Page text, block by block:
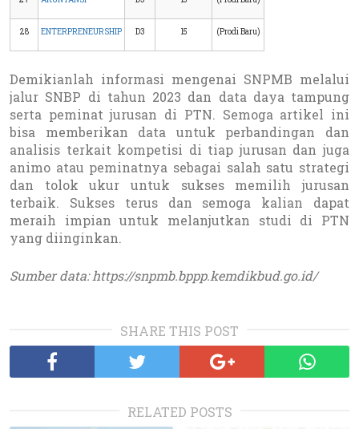
28 ENTERPRENEURSHIP D3 15 (Prodi Baru)
Demikianlah informasi mengenai SNPMB melalui
jalur SNBP di tahun 2023 dan data daya tampung
serta peminat jurusan di PTN. Semoga artikel ini
bisa memberikan data untuk perbandingan dan
analisis terkait kompetisi di tiap jurusan dan juga
animo atau peminatnya sebagai salah satu strategi
dan tolok ukur untuk sukses memilih jurusan
terbaik. Sukses terus dan semoga kalian dapat
meraih impian untuk melanjutkan studi di PTN
yang diinginkan.
Sumber data: https://snpmb.bppp.kemdikbud.go.id/
SHARE THIS POST
RELATED POSTS